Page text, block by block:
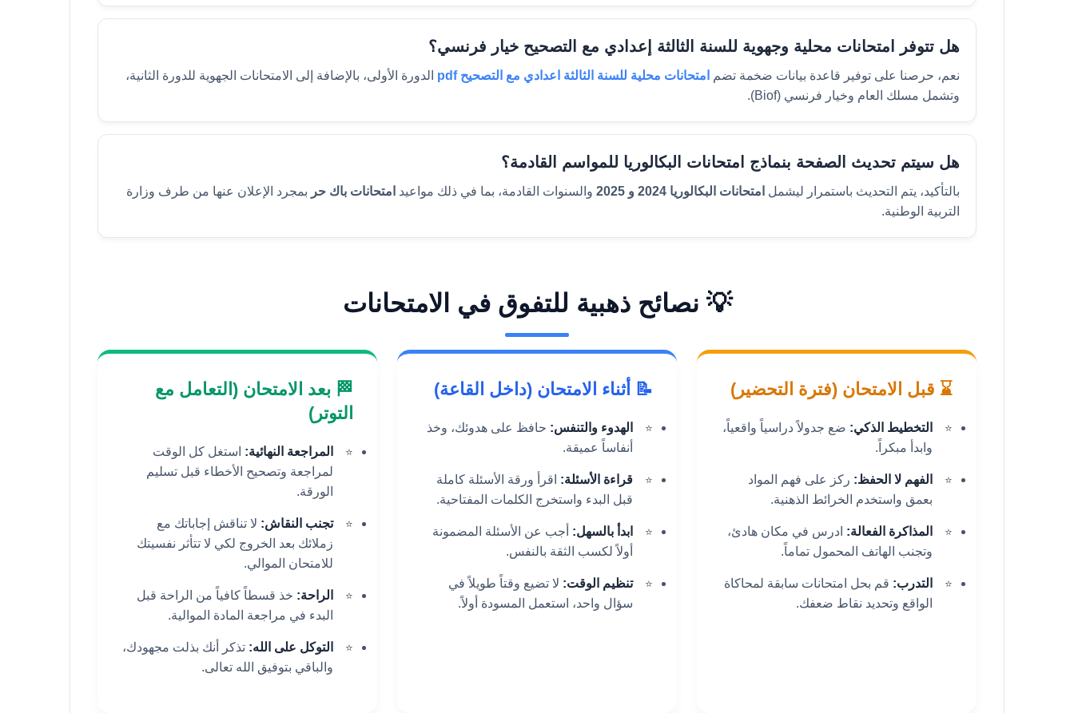
هل تتوفر امتحانات محلية وجهوية للسنة الثالثة إعدادي مع التصحيح خيار فرنسي؟
نعم، حرصنا على توفير قاعدة بيانات ضخمة تضم امتحانات محلية للسنة الثالثة اعدادي مع التصحيح pdf
الدورة الأولى، بالإضافة إلى الامتحانات الجهوية للدورة الثانية،
وتشمل مسلك العام وخيار فرنسي (Biof).
هل سيتم تحديث الصفحة بنماذج امتحانات البكالوريا للمواسم القادمة؟
بالتأكيد، يتم التحديث باستمرار ليشمل امتحانات البكالوريا 2024 و 2025 والسنوات القادمة، بما في ذلك مواعيد امتحانات باك حر بمجرد الإعلان عنها من طرف وزارة
التربية الوطنية.
💡 نصائح ذهبية للتفوق في الامتحانات
⌛ قبل الامتحان (فترة التحضير)
التخطيط الذكي: ضع جدولاً دراسياً واقعياً،
وابدأ مبكراً.
الفهم لا الحفظ: ركز على فهم المواد
بعمق واستخدم الخرائط الذهنية.
المذاكرة الفعالة: ادرس في مكان هادئ،
وتجنب الهاتف المحمول تماماً.
التدرب: قم بحل امتحانات سابقة لمحاكاة
الواقع وتحديد نقاط ضعفك.
📝 أثناء الامتحان (داخل القاعة)
الهدوء والتنفس: حافظ على هدوئك، وخذ
أنفاساً عميقة.
قراءة الأسئلة: اقرأ ورقة الأسئلة كاملة
قبل البدء واستخرج الكلمات المفتاحية.
ابدأ بالسهل: أجب عن الأسئلة المضمونة
أولاً لكسب الثقة بالنفس.
تنظيم الوقت: لا تضيع وقتاً طويلاً في
سؤال واحد، استعمل المسودة أولاً.
🏁 بعد الامتحان (التعامل مع
التوتر)
المراجعة النهائية: استغل كل الوقت
لمراجعة وتصحيح الأخطاء قبل تسليم
الورقة.
تجنب النقاش: لا تناقش إجاباتك مع
زملائك بعد الخروج لكي لا تتأثر نفسيتك
للامتحان الموالي.
الراحة: خذ قسطاً كافياً من الراحة قبل
البدء في مراجعة المادة الموالية.
التوكل على الله: تذكر أنك بذلت مجهودك،
والباقي بتوفيق الله تعالى.